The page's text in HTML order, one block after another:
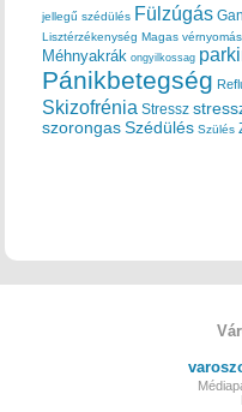
jellegű szédülés Fülzúgás
Lisztérzékenység Magas vérnyomás
Méhnyakrák ongyilkossag
Pánikbetegség
Skizofrénia Stressz
szorongas Szédülés Szülés